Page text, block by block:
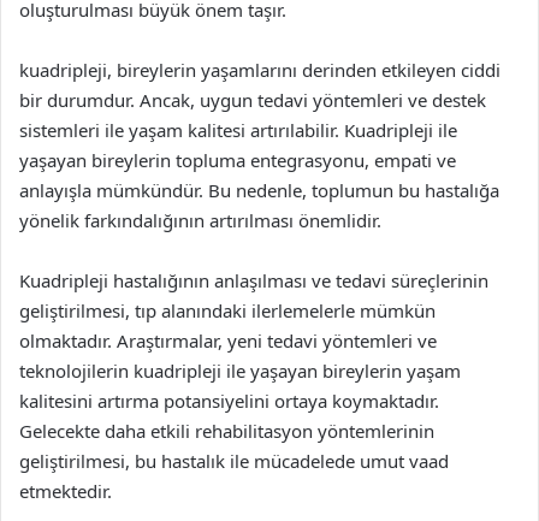
oluşturulması büyük önem taşır.
kuadripleji, bireylerin yaşamlarını derinden etkileyen ciddi
bir durumdur. Ancak, uygun tedavi yöntemleri ve destek
sistemleri ile yaşam kalitesi artırılabilir. Kuadripleji ile
yaşayan bireylerin topluma entegrasyonu, empati ve
anlayışla mümkündür. Bu nedenle, toplumun bu hastalığa
yönelik farkındalığının artırılması önemlidir.
Kuadripleji hastalığının anlaşılması ve tedavi süreçlerinin
geliştirilmesi, tıp alanındaki ilerlemelerle mümkün
olmaktadır. Araştırmalar, yeni tedavi yöntemleri ve
teknolojilerin kuadripleji ile yaşayan bireylerin yaşam
kalitesini artırma potansiyelini ortaya koymaktadır.
Gelecekte daha etkili rehabilitasyon yöntemlerinin
geliştirilmesi, bu hastalık ile mücadelede umut vaad
etmektedir.